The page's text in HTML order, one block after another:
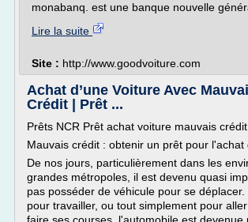
monabanq. est une banque nouvelle
Lire la suite
Site : http://www.goodvoiture.com
Achat d’une Voiture Avec
Crédit | Prêt ...
Prêts NCR Prêt achat voiture mauvais crédit
Mauvais crédit : obtenir un prêt pour l'achat
De nos jours, particulièrement dans les
grandes métropoles, il est devenu quasi
pas posséder de véhicule pour se
pour travailler, ou tout simplement pour